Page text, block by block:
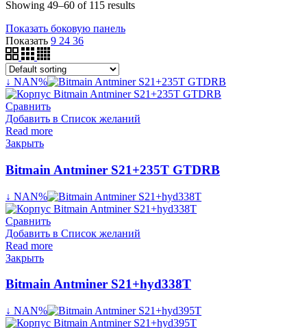
Showing 49–60 of 115 results
Показать боковую панель
Показать 9 24 36
↓ NAN%
Сравнить
Добавить в Список желаний
Read more
Закрыть
Bitmain Antminer S21+235T GTDRB
↓ NAN%
Сравнить
Добавить в Список желаний
Read more
Закрыть
Bitmain Antminer S21+hyd338T
↓ NAN%